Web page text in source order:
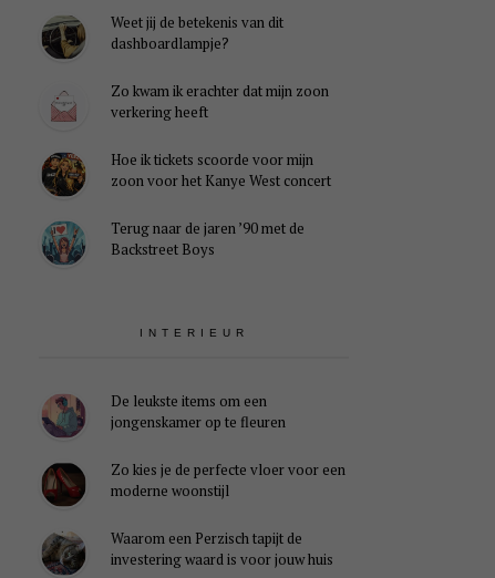
Weet jij de betekenis van dit
dashboardlampje?
Zo kwam ik erachter dat mijn zoon
verkering heeft
Hoe ik tickets scoorde voor mijn
zoon voor het Kanye West concert
Terug naar de jaren ’90 met de
Backstreet Boys
INTERIEUR
De leukste items om een
jongenskamer op te fleuren
Zo kies je de perfecte vloer voor een
moderne woonstijl
Waarom een Perzisch tapijt de
investering waard is voor jouw huis